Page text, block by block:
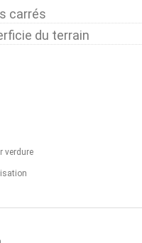
carrés
du terrain
verdure